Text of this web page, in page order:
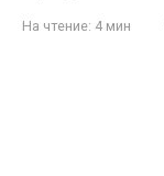
На чтение: 4 мин